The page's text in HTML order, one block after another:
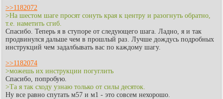
>>1182072
>На шестом шаге просят сонуть края к центру и разогнуть обратно,
т.е. наметить сгиб.
Спасибо. Теперь я в ступоре от следующего шага. Ладно, я и так
продвинулся дальше чем в прошлый раз. Лучше дождусь подробных
инструкций чем задалбывать вас по каждому шагу.
>>1182074
>можешь их инструкции погуглить
Спасибо, попробую.
>Та я так сходу узнаю только от силы десяток.
Ну все равно спутать м57 и м1 - это совсем нехорошо.